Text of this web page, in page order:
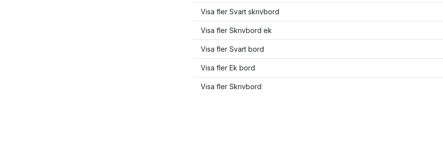
Visa fler Svart skrivbord
Visa fler Skrivbord ek
Visa fler Svart bord
Visa fler Ek bord
Visa fler Skrivbord